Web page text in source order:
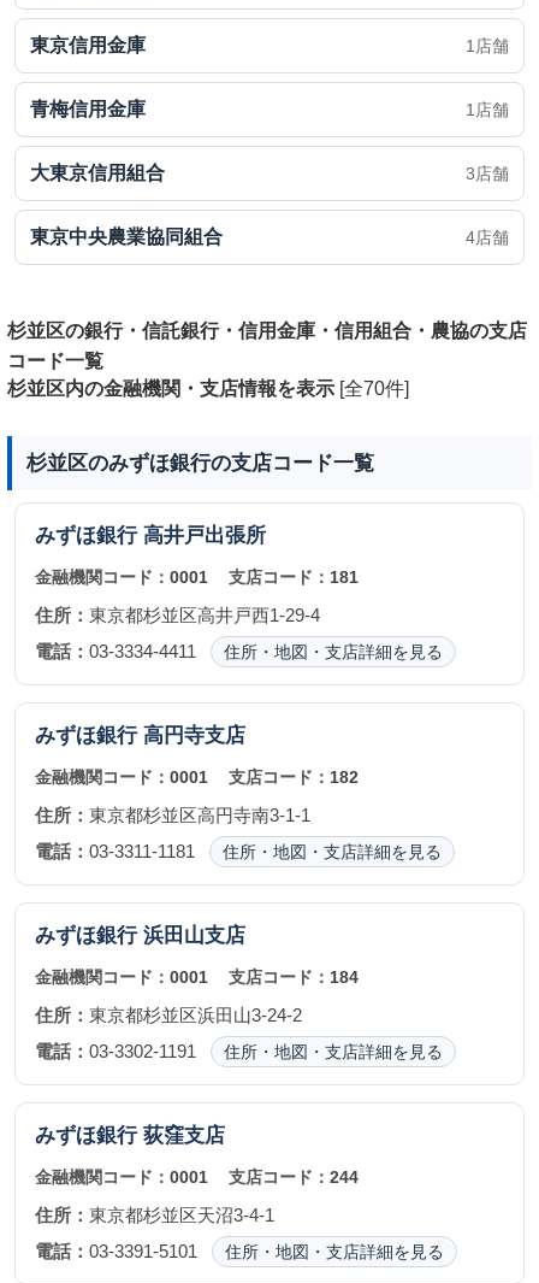
東京信用金庫 1店舗
青梅信用金庫 1店舗
大東京信用組合 3店舗
東京中央農業協同組合 4店舗
杉並区の銀行・信託銀行・信用金庫・信用組合・農協の支店
コード一覧
杉並区内の金融機関・支店情報を表示 [全70件]
杉並区のみずほ銀行の支店コード一覧
みずほ銀行 高井戸出張所
金融機関コード： 0001 支店コード： 181
住所： 東京都杉並区高井戸西1-29-4
電話： 03-3334-4411 住所・地図・支店詳細を見る
みずほ銀行 高円寺支店
金融機関コード： 0001 支店コード： 182
住所： 東京都杉並区高円寺南3-1-1
電話： 03-3311-1181 住所・地図・支店詳細を見る
みずほ銀行 浜田山支店
金融機関コード： 0001 支店コード： 184
住所： 東京都杉並区浜田山3-24-2
電話： 03-3302-1191 住所・地図・支店詳細を見る
みずほ銀行 荻窪支店
金融機関コード： 0001 支店コード：244
住所： 東京都杉並区天沼3-4-1
電話： 03-3391-5101 住所・地図・支店詳細を見る